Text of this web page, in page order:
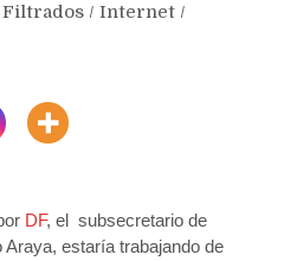
Filtrados / Internet /
DF, el subsecretario de
estaría trabajando de